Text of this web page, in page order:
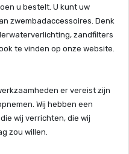
u bestelt. U kunt uw
zwembadaccessoires. Denk
zandfilters
te vinden op onze website.
er vereist zijn
Wij hebben een
wij verrichten, die wij
zou willen.